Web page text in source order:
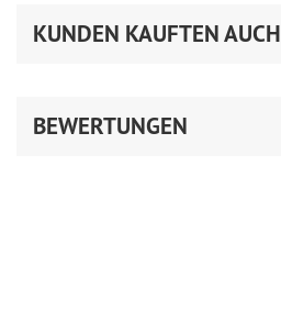
KUNDEN KAUFTEN AUCH
BEWERTUNGEN